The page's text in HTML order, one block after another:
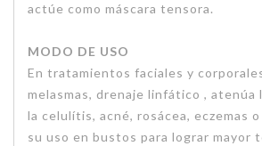
actúe como máscara tensora.
MODO DE USO
En tratamientos faciales y
melasmas, drenaje linfático , atenúa
la celulítis, acné, rosácea, eczemas
su uso en bustos para lograr mayor